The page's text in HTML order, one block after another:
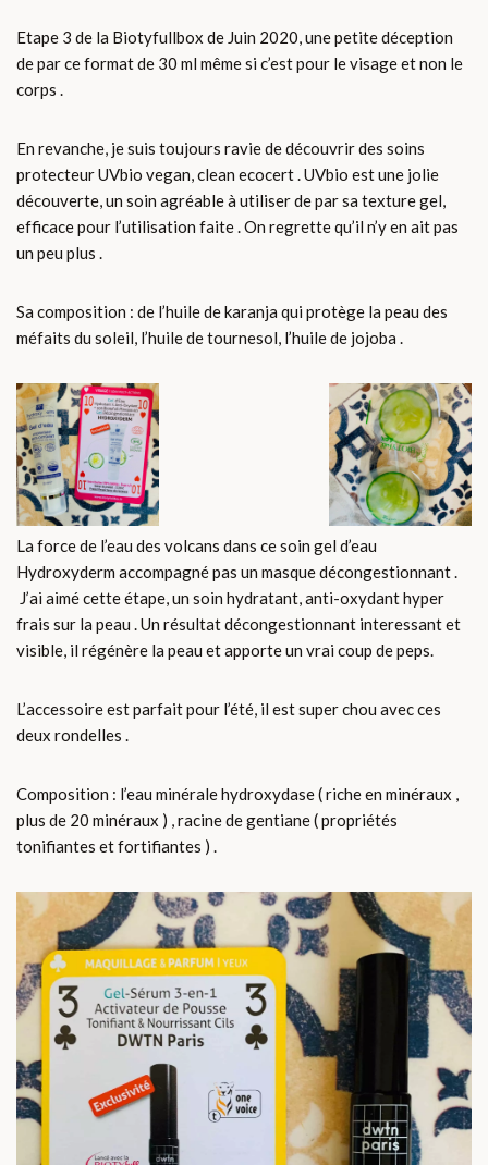
Etape 3 de la Biotyfullbox de Juin 2020, une petite déception
de par ce format de 30 ml même si c’est pour le visage et non le
corps .
En revanche, je suis toujours ravie de découvrir des soins
protecteur UVbio vegan, clean ecocert . UVbio est une jolie
découverte, un soin agréable à utiliser de par sa texture gel,
efficace pour l’utilisation faite . On regrette qu’il n’y en ait pas
un peu plus .
Sa composition : de l’huile de karanja qui protège la peau des
méfaits du soleil, l’huile de tournesol, l’huile de jojoba .
La force de l’eau des volcans dans ce soin gel d’eau
Hydroxyderm accompagné pas un masque décongestionnant .
J’ai aimé cette étape, un soin hydratant, anti-oxydant hyper
frais sur la peau . Un résultat décongestionnant interessant et
visible, il régénère la peau et apporte un vrai coup de peps.
L’accessoire est parfait pour l’été, il est super chou avec ces
deux rondelles .
Composition : l’eau minérale hydroxydase ( riche en minéraux ,
plus de 20 minéraux ) , racine de gentiane ( propriétés
tonifiantes et fortifiantes ) .